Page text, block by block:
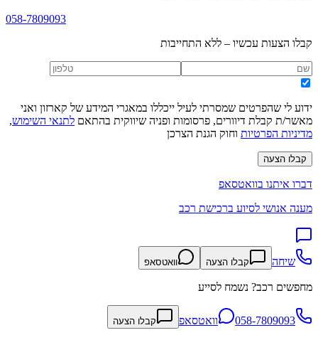
058-7809093
קבלו הצעות עכשיו – ללא התחייבות
ידוע לי שהפרטים שמסרתי לעיל ייכללו במאגרי המידע של קארזון ואני
מאשר/ת קבלת דיוורים, פרסומות ופניה שיווקית בהתאם לתנאי השימוש,
מדיניות הפרטיות וחוק הגנת הצרכן
קבלו הצעה
דברו איתנו בוואטסאפ
מענה אנושי לסיוע ברכישת רכב
שיחה קבלו הצעה וואטסאפ
מחפשים רכב? נשמח לסייע
058-7809093 וואטסאפ קבלו הצעה